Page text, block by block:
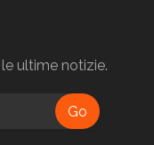
ultime notizie.
Go